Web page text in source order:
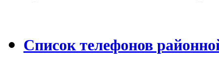
Список телефонов